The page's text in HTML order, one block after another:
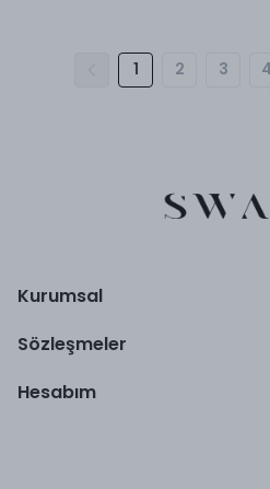
1 2 3 4
Kurumsal
Sözleşmeler
Hesabım